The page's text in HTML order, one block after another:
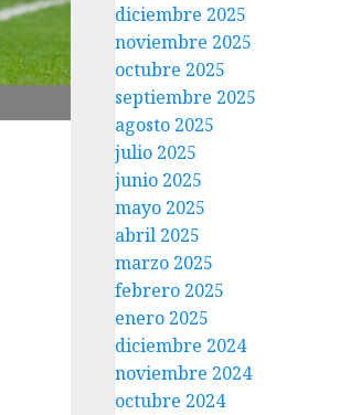
diciembre 2025
noviembre 2025
octubre 2025
septiembre 2025
agosto 2025
julio 2025
junio 2025
mayo 2025
abril 2025
marzo 2025
febrero 2025
enero 2025
diciembre 2024
noviembre 2024
octubre 2024